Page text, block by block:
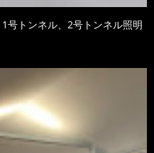
号トンネル、2号トンネル照明